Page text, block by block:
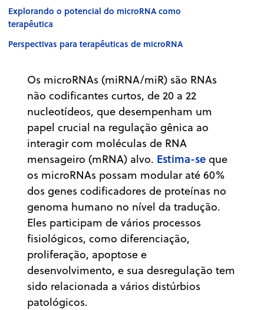
Explorando o potencial do microRNA como
terapêutica
Perspectivas para terapêuticas de microRNA
Os microRNAs (miRNA/miR) são RNAs
não codificantes curtos, de 20 a 22
nucleotídeos, que desempenham um
papel crucial na regulação gênica ao
interagir com moléculas de RNA
mensageiro (mRNA) alvo. Estima-se que
os microRNAs possam modular até 60%
dos genes codificadores de proteínas no
genoma humano no nível da tradução.
Eles participam de vários processos
fisiológicos, como diferenciação,
proliferação, apoptose e
desenvolvimento, e sua desregulação tem
sido relacionada a vários distúrbios
patológicos.